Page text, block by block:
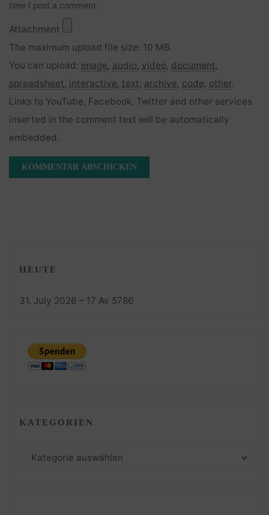
time I post a comment.
Attachment
The maximum upload file size: 10 MB.
You can upload: image, audio, video, document,
spreadsheet, interactive, text, archive, code, other.
Links to YouTube, Facebook, Twitter and other services
inserted in the comment text will be automatically
embedded.
HEUTE
31. July 2026 – 17 Av 5786
KATEGORIEN
Kategorien